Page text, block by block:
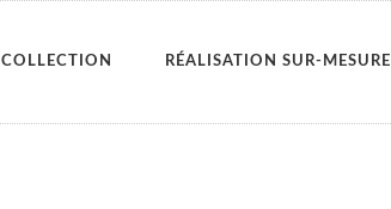
COLLECTION RÉALISATION SUR-MESURE